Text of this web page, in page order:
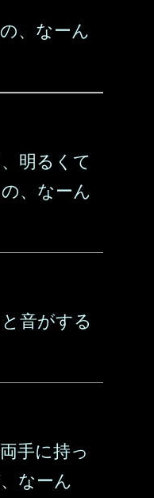
、なーん
明るくて
、なーん
音がする
手に持っ
なーん